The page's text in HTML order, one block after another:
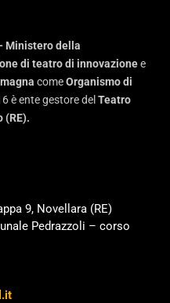
Ministero della
di teatro di innovazionee
comeOrganismo di
è ente gestore del Teatro
(RE).
9, Novellara (RE)
Pedrazzoli – corso